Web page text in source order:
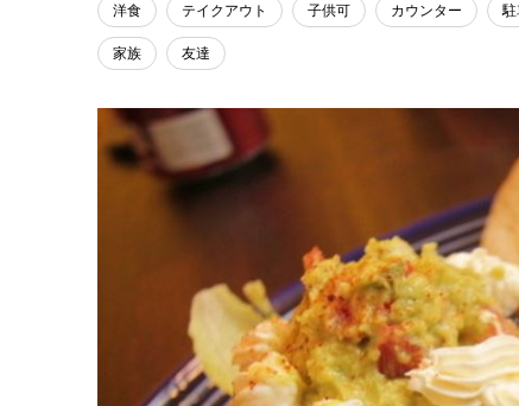
洋食 テイクアウト 子供可 カウンター 駐
家族 友達